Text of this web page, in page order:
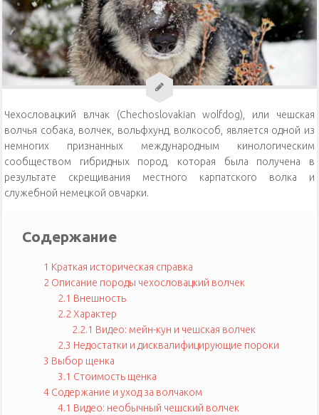
Уход за кошками
Уход за собаками
Физиология кошек
Чехословацкий влчак (Chechoslovakian wolfdog), или чешская
волчья собака, волчек, вольфхунд, волкособ, является одной из
немногих признанных международным кинологическим
сообществом гибридных пород, которая была получена в
результате скрещивания местного карпатского волка и
служебной немецкой овчарки.
Содержание
1 Краткая историческая справка
2 Описание породы чехословацкий волчек
2.1 Внешность
2.2Характер
2.2.1 Видео: мейн-кун и чешская волчек
2.3 Недостатки и дисквалифицирующие пороки
3 Выбор щенка
3.1 Стоимость щенка
4 Содержание и уход за волчаком
4.1 Видео: необычный чешский волчек